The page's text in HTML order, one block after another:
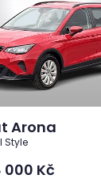
Arona
Style
000 Kč